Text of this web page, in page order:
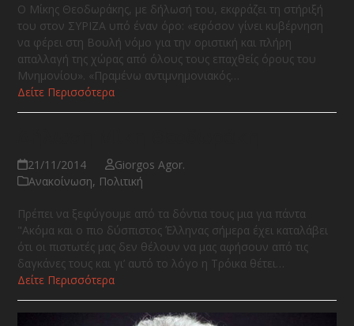
Ο Μίκης Θεοδωράκης, με δήλωσή του, εκφράζει τη στήριξή
του στον ΣΥΡΙΖΑ υπό έναν όρο: «εφόσον γίνει κυβέρνηση
να φέρει στη Βουλή νόμο για την οριστική και πλήρη
απαλλαγή της χώρας από όλους τους επαχθείς όρους του
Μνημονίου». «Πραμένω αντιμνημονιακός…
Δείτε Περισσότερα
21/11/2014
Giorgos Agor.
Ανακοίνωση, Πολιτική
Πρέπει να ξεφύγουμε από τα δόντια τους μια για πάντα
"Ακόμα και ο πιο δύσπιστος Έλληνας σήμερα έχει καταλάβει
ότι οι πιστωτές μας δεν θέλουν να μας αφήσουν από τις
δαγκάνες τους και γι’ αυτό το λόγο η Τρόικα θέτει…
Δείτε Περισσότερα